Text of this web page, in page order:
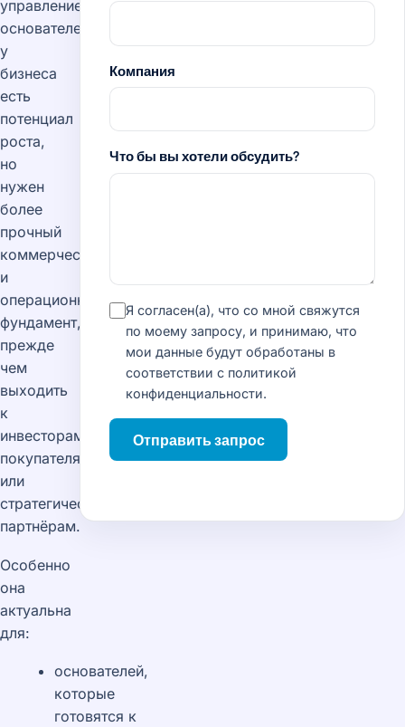
управлением
основателей:
у
бизнеса
есть
потенциал
роста,
но
нужен
более
прочный
коммерческий
и
операционный
фундамент,
прежде
чем
выходить
к
инвесторам,
покупателям
или
стратегическим
партнёрам.
Особенно
она
актуальна
для:
основателей,
которые
готовятся к
Компания
Что бы вы хотели обсудить?
Я согласен(а), что со мной свяжутся
по моему запросу, и принимаю, что
мои данные будут обработаны в
соответствии с политикой
конфиденциальности.
Отправить запрос